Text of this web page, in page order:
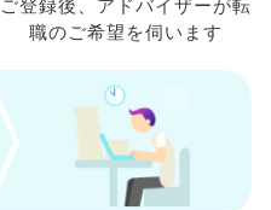
ご登録後、 アドバイザーが転
職のご希望を伺います